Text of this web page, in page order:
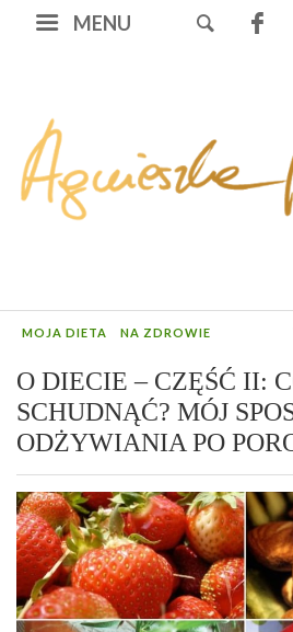
MENU
MOJA DIETA NA ZDROWIE
O DIECIE – CZĘŚĆ II:
SCHUDNĄĆ? MÓJ
ODŻYWIANIA PO